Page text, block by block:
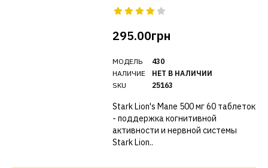
295.00грн
МОДЕЛЬ
НАЛИЧИЕ
SKU
430
НЕТ В НАЛИЧИИ
25163
Stark Lion's Mane 500 мг 60 таблеток
- поддержка когнитивной
активности и нервной системы
Stark Lion..